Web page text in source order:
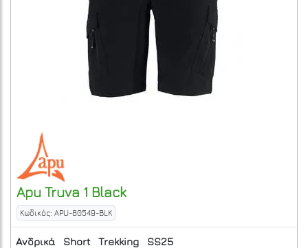
Apu Truva 1 Black
Κωδικός: APU-80549-BLK
Ανδρικά Short Trekking SS25